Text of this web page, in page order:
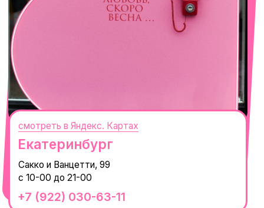
ТРК «Европолис Ростокино»
ул. Проспект Мира, 211 к2
с 10-00 до 22-00
Москва
смотреть в Яндекс.Картах